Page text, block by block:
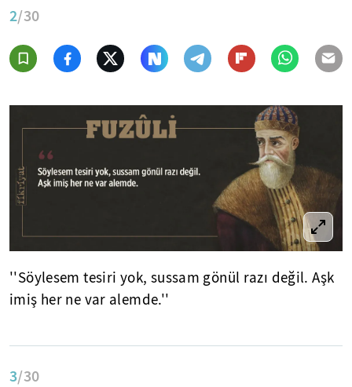
2/30
''Söylesem tesiri yok, sussam gönül razı değil. Aşk
imiş her ne var alemde.''
3/30